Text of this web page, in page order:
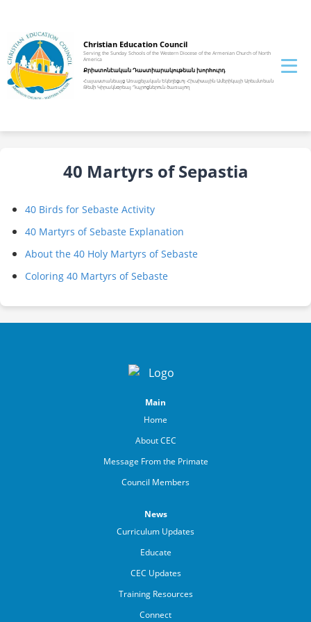
Christian Education Council
Serving the Sunday Schools of the Western Diocese of the Armenian Church of North
America
Քրիստոնէական Դաստիարակութեան խորhուրդ
Հայաստանեայց Առաքելական Եկեղեցւոյ Հիւսիսային Ամերիկայի Արեւմտեան
Թեմի Կիրակնօրեայ Դպրոցներուն ծառայող
40 Martyrs of Sepastia
40 Birds for Sebaste Activity
40 Martyrs of Sebaste Explanation
About the 40 Holy Martyrs of Sebaste
Coloring 40 Martyrs of Sebaste
Main
Home
About CEC
Message From the Primate
Council Members
News
Curriculum Updates
Educate
CEC Updates
Training Resources
Connect